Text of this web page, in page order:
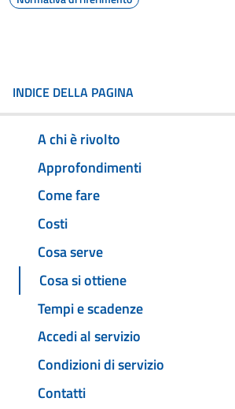
INDICE DELLA PAGINA
A chi è rivolto
Approfondimenti
Come fare
Costi
Cosa serve
Cosa si ottiene
Tempi e scadenze
Accedi al servizio
Condizioni di servizio
Contatti